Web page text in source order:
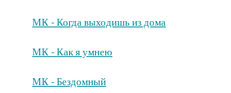
МК - Когда выходишь из дома
МК - Как я умнею
МК - Бездомный